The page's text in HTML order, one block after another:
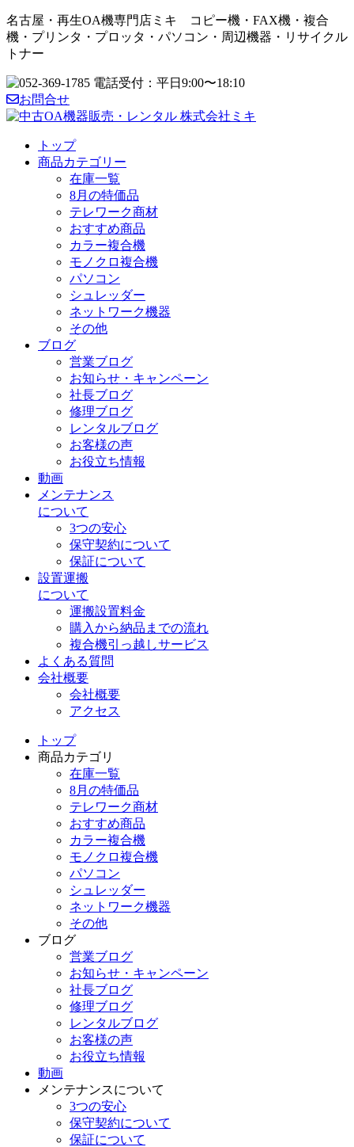
名古屋・再生OA機専門店ミキ コピー機・FAX機・複合
機・プリンタ・プロッタ・パソコン・周辺機器・リサイクル
トナー
お問合せ
トップ
商品カテゴリー
在庫一覧
8月の特価品
テレワーク商材
おすすめ商品
カラー複合機
モノクロ複合機
パソコン
シュレッダー
ネットワーク機器
その他
ブログ
営業ブログ
お知らせ・キャンペーン
社長ブログ
修理ブログ
レンタルブログ
お客様の声
お役立ち情報
動画
メンテナンス
について
3つの安心
保守契約について
保証について
設置運搬
について
運搬設置料金
購入から納品までの流れ
複合機引っ越しサービス
よくある質問
会社概要
会社概要
アクセス
トップ
商品カテゴリ
在庫一覧
8月の特価品
テレワーク商材
おすすめ商品
カラー複合機
モノクロ複合機
パソコン
シュレッダー
ネットワーク機器
その他
ブログ
営業ブログ
お知らせ・キャンペーン
社長ブログ
修理ブログ
レンタルブログ
お客様の声
お役立ち情報
動画
メンテナンスについて
3つの安心
保守契約について
保証について